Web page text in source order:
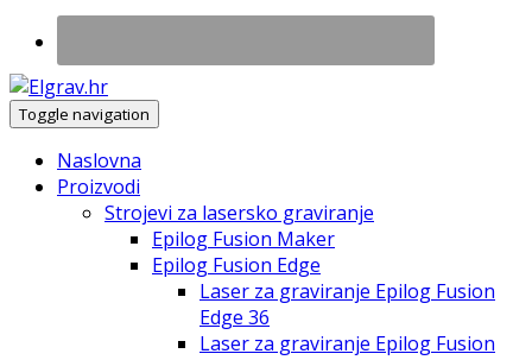
Toggle navigation
Naslovna
Proizvodi
Strojevi za lasersko graviranje
Epilog Fusion Maker
Epilog Fusion Edge
Laser za graviranje Epilog Fusion
Edge 36
Laser za graviranje Epilog Fusion